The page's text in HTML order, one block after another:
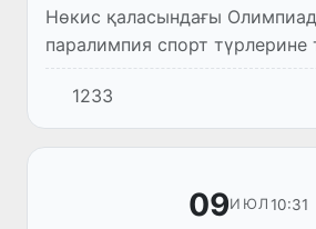
Нөкис қаласындағы
паралимпия спорт түрлерине
орайында «Жаңа Өзбекстан
шоққылары» спорт
жарыслары салтанатлы
1233
09ИЮЛ 10:31